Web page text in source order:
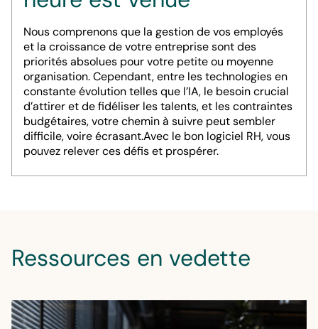
Nous comprenons que la gestion de vos employés
et la croissance de votre entreprise sont des
priorités absolues pour votre petite ou moyenne
organisation. Cependant, entre les technologies en
constante évolution telles que l’IA, le besoin crucial
d’attirer et de fidéliser les talents, et les contraintes
budgétaires, votre chemin à suivre peut sembler
difficile, voire écrasant.Avec le bon logiciel RH, vous
pouvez relever ces défis et prospérer. ​
Ressources en vedette